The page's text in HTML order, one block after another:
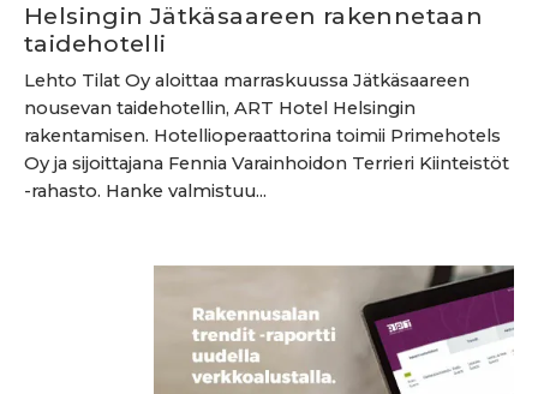
Helsingin Jätkäsaareen rakennetaan
taidehotelli
Lehto Tilat Oy aloittaa marraskuussa Jätkäsaareen
nousevan taidehotellin, ART Hotel Helsingin
rakentamisen. Hotellioperaattorina toimii Primehotels
Oy ja sijoittajana Fennia Varainhoidon Terrieri Kiinteistöt
-rahasto. Hanke valmistuu...